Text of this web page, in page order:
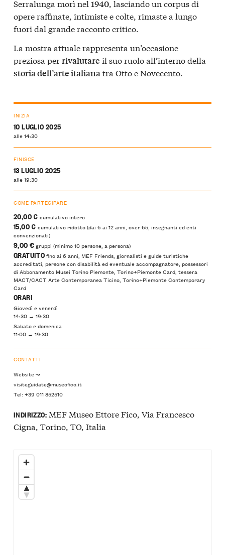
Serralunga morì nel 1940, lasciando un corpus di
opere raffinate, intimiste e colte, rimaste a lungo
fuori dal grande racconto critico.
La mostra attuale rappresenta un’occasione
preziosa perrivalutare il suo ruolo all’interno della
storia dell’arte italianatra Otto e Novecento.
INIZIA
10 LUGLIO 2025
alle 14:30
FINISCE
13 LUGLIO 2025
alle 19:30
COME PARTECIPARE
20,00 € cumulativo intero
15,00 € cumulativo ridotto (dai 6 ai 12 anni, over 65, insegnanti ed enti
convenzionati)
9,00 €gruppi (minimo 10 persone, a persona)
GRATUITOfino ai 6 anni, MEF Friends, giornalisti e guide turistiche
accreditati, persone con disabilità ed eventuale accompagnatore, possessori
di Abbonamento Musei Torino Piemonte, Torino+Piemonte Card, tessera
MACT/CACT Arte Contemporanea Ticino, Torino+Piemonte Contemporary
Card
ORARI
Giovedì e venerdì
14:30 → 19:30
Sabato e domenica
11:00 → 19:30
CONTATTI
Website ↝
visiteguidate@museofico.it
Tel: +39 011 852510
INDIRIZZO:MEF Museo Ettore Fico, Via Francesco
Cigna, Torino, TO, Italia